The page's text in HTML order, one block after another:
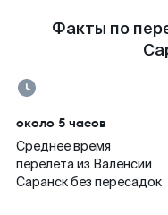
Факты по
около 5 часов
Среднее время
перелета из Валенсии
Саранск без пересадок